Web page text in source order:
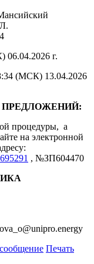
06.04.2026 г.
(МСК) 13.04.2026
ПРЕДЛОЖЕНИЙ:
процедуры, а
на электронной
, №ЗП604470
Печать